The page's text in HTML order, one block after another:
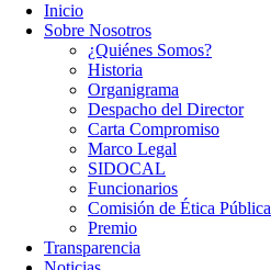
Inicio
Sobre Nosotros
¿Quiénes Somos?
Historia
Organigrama
Despacho del Director
Carta Compromiso
Marco Legal
SIDOCAL
Funcionarios
Comisión de Ética Pública
Premio
Transparencia